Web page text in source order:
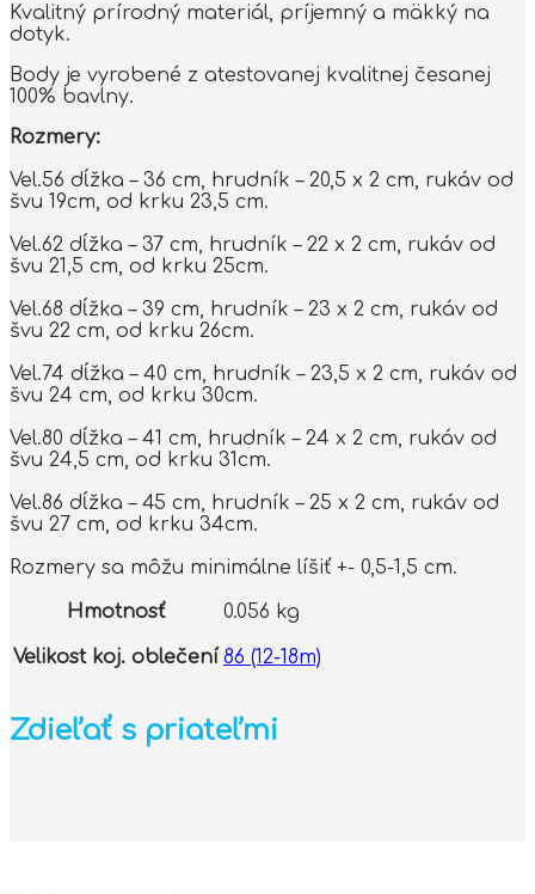
Kvalitný prírodný materiál, príjemný a mäkký na
dotyk.
Body je vyrobené z atestovanej kvalitnej česanej
100% bavlny.
Rozmery:
Vel.56 dĺžka – 36 cm, hrudník – 20,5 x 2 cm, rukáv od
švu 19cm, od krku 23,5 cm.
Vel.62 dĺžka – 37 cm, hrudník – 22 x 2 cm, rukáv od
švu 21,5 cm, od krku 25cm.
Vel.68 dĺžka – 39 cm, hrudník – 23 x 2 cm, rukáv od
švu 22 cm, od krku 26cm.
Vel.74 dĺžka – 40 cm, hrudník – 23,5 x 2 cm, rukáv od
švu 24 cm, od krku 30cm.
Vel.80 dĺžka – 41 cm, hrudník – 24 x 2 cm, rukáv od
švu 24,5 cm, od krku 31cm.
Vel.86 dĺžka – 45 cm, hrudník – 25 x 2 cm, rukáv od
švu 27 cm, od krku 34cm.
Rozmery sa môžu minimálne líšiť +- 0,5-1,5 cm.
Hmotnosť 0.056 kg
Velikost koj. oblečení 86 (12-18m)
Zdieľať s priateľmi